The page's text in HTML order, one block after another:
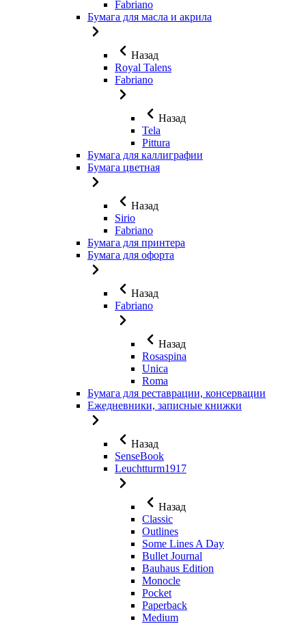
Fabriano
Бумага для масла и акрила
Назад
Royal Talens
Fabriano
Назад
Tela
Pittura
Бумага для каллиграфии
Бумага цветная
Назад
Sirio
Fabriano
Бумага для принтера
Бумага для офорта
Назад
Fabriano
Назад
Rosaspina
Unica
Roma
Бумага для реставрации, консервации
Ежедневники, записные книжки
Назад
SenseBook
Leuchtturm1917
Назад
Classic
Outlines
Some Lines A Day
Bullet Journal
Bauhaus Edition
Monocle
Pocket
Paperback
Medium